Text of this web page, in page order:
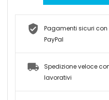
Pagamenti sicuri
PayPal
Spedizione veloce
lavorativi